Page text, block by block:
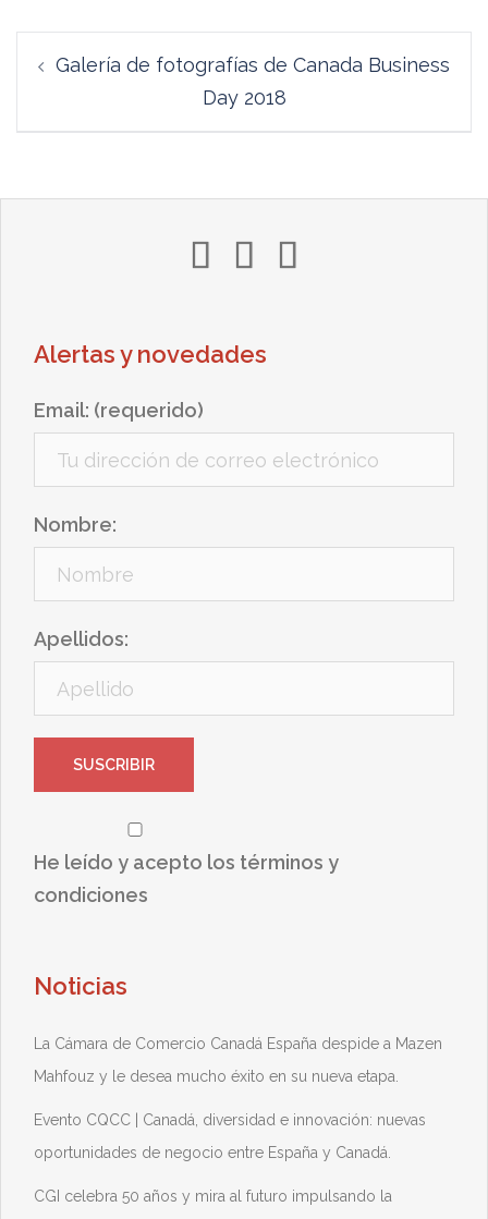
de Galería de fotografías de Canada Business
Day 2018
Alertas y novedades
Email: (requerido)
Nombre:
Apellidos:
He leído y acepto los términos y
condiciones
Noticias
La Cámara de Comercio Canadá España despide a Mazen
Mahfouz y le desea mucho éxito en su nueva etapa.
Evento CQCC | Canadá, diversidad e innovación: nuevas
oportunidades de negocio entre España y Canadá.
CGI celebra 50 años y mira al futuro impulsando la